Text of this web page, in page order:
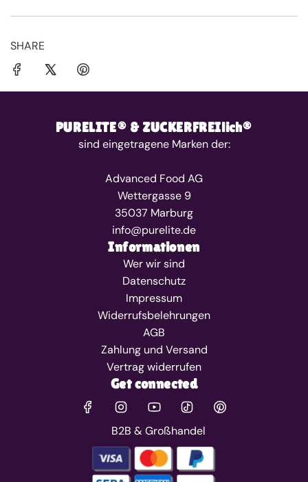
SHARE
PURELITE® & ZUCKERFREIlich®
sind eingetragene Marken der:
Advanced Food AG
Wettergasse 9
35037 Marburg
info@purelite.de
Informationen
Wer wir sind
Datenschutz
Impressum
Widerrufsbelehrungen
AGB
Zahlung und Versand
Vertrag widerrufen
Get connected
B2B & Großhandel